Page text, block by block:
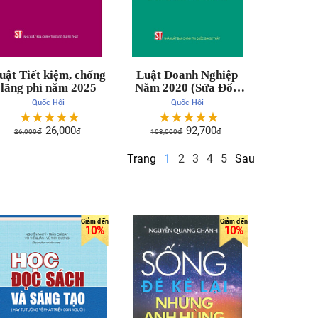
Tiết kiệm, chống
lãng phí năm 2025
Quốc Hội
☆☆☆☆☆
26,000đ 26,000đ
Luật Doanh Nghiệp
Năm 2020 (Sửa Đổi,
Bổ Sung Năm 2022,
2025)
Quốc Hội
☆☆☆☆☆
103,000đ 92,700đ
Trang 1 2 3 4 5 Sau
10% 10%